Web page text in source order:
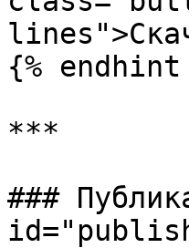
{% endhint
***
###